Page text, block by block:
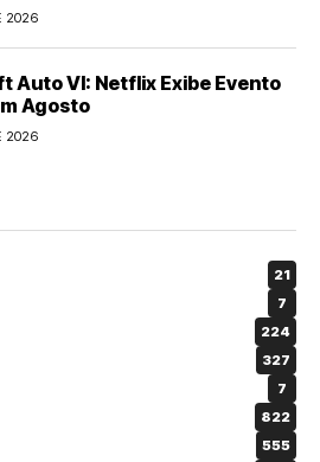
2026
Auto VI: Netflix Exibe Evento
Agosto
2026
21
7
224
327
7
822
555